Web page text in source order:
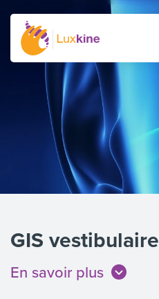
GIS vestibulaire
En savoir plus